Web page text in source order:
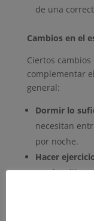
de una
Cambios en el
Ciertos
complementar
general:
Dormir lo
necesitan
por noche.
Hacer
ayuda a